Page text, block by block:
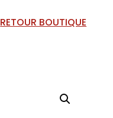
RETOUR BOUTIQUE